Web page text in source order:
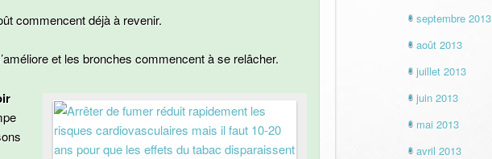
commencent déjà à revenir.
et les bronches commencent à se relâcher.
septembre 2013
août 2013
juillet 2013
juin 2013
mai 2013
avril 2013